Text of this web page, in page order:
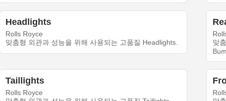
Headlights
Rolls Royce
맞춤형 외관과 성능을 위해 사용되는 고품질 Headlights.
맞
Taillights
Rolls Royce